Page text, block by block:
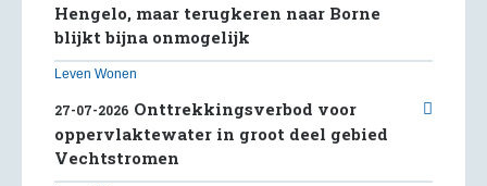
Hengelo, maar terugkeren naar Borne
blijkt bijna onmogelijk
Leven Wonen
27-07-2026 Onttrekkingsverbod voor
oppervlaktewater in groot deel gebied
Vechtstromen